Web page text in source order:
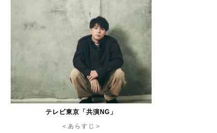
テレビ東京「共演NG」
＜あらすじ＞